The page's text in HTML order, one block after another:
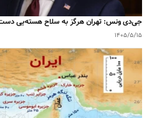
جی‌دی ونس: تهران هرگز به سلاح هسته‌یی
۱۴۰۵/۵/۱۵